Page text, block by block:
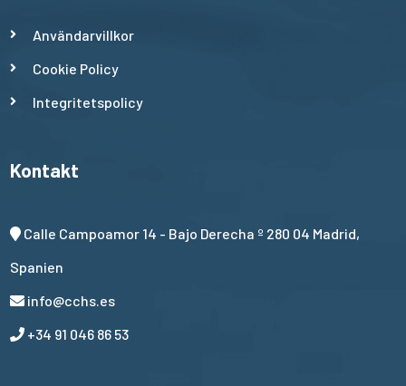
Användarvillkor
Cookie Policy
Integritetspolicy
Kontakt
Calle Campoamor 14 - Bajo Derecha º 280 04 Madrid,
Spanien
info@cchs.es
+34 91 046 86 53